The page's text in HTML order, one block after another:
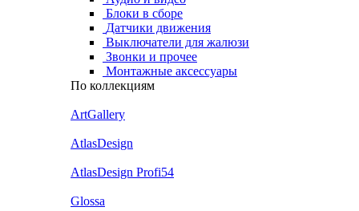
Блоки в сборе
Датчики движения
Выключатели для жалюзи
Звонки и прочее
Монтажные аксессуары
По коллекциям
ArtGallery
AtlasDesign
AtlasDesign Profi54
Glossa